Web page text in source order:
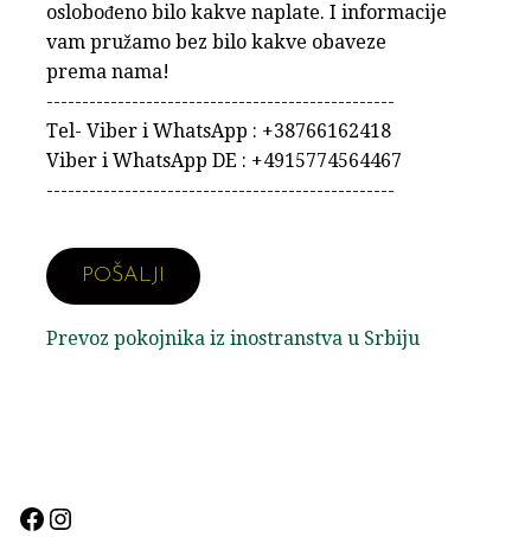
oslobođeno bilo kakve naplate. I informacije
vam pružamo bez bilo kakve obaveze
prema nama!
-------------------------------------------------
Tel- Viber i WhatsApp : +38766162418
Viber i WhatsApp DE : +4915774564467
-------------------------------------------------
Prevoz pokojnika iz inostranstva u Srbiju
Facebook
Instagram